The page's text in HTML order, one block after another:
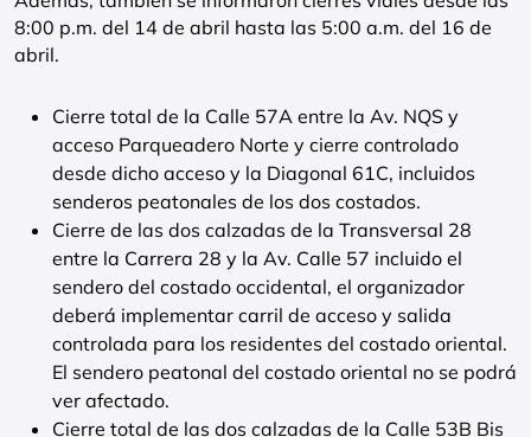
8:00 p.m. del 14 de abril hasta las 5:00 a.m. del 16 de
abril.
Cierre total de la Calle 57A entre la Av. NQS y
acceso Parqueadero Norte y cierre controlado
desde dicho acceso y la Diagonal 61C, incluidos
senderos peatonales de los dos costados.
Cierre de las dos calzadas de la Transversal 28
entre la Carrera 28 y la Av. Calle 57 incluido el
sendero del costado occidental, el organizador
deberá implementar carril de acceso y salida
controlada para los residentes del costado oriental.
El sendero peatonal del costado oriental no se podrá
ver afectado.
Cierre total de las dos calzadas de la Calle 53B Bis